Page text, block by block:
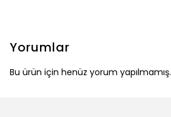
Yorumlar
Bu ürün için henüz yorum yapılmamış.